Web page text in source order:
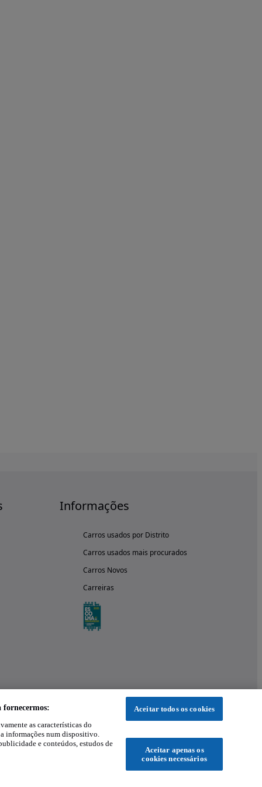
Informações
Carros usados por Distrito
Carros usados mais procurados
Carros Novos
Carreiras
fornecermos:
as características do
informações num dispositivo.
e conteúdos, estudos de
Aceitar todos os cookies
Aceitar apenas os
cookies necessários